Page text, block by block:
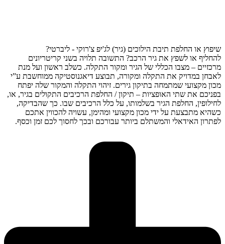
שיפוץ או החלפת תיבת הילוכים (גיר) לג'יפ צ'רוקי - ליברטי?
להחליף או לשפץ את גיר הרכב? התשובה תלויה בשני קריטריונים
מרכזיים – מצבו הכללי של הגיר ומקור התקלה. כשלב ראשון ועל מנת
לאבחן במדויק את התקלה ומקורה, תבוצע דיאגנוסטיקה ממוחשבת ע”י
מכון מקצועי שמתמחה בתיקון גירים. זיהוי התקלה והמקור שלה יפתח
בפניכם את שתי האופציות – תיקון / החלפת הרכיבים התקולים בגיר, או,
לחילופין, החלפת הגיר בשלמותו, על כלל הרכיבים שבו. כך שהבדיקה,
כשהיא מתבצעת על ידי מכון מקצועי ומהימן, עשויה להכווין אתכם
לפתרון האידאלי והמשתלם ביותר עבורכם ובכך לחסוך לכם זמן וכסף.